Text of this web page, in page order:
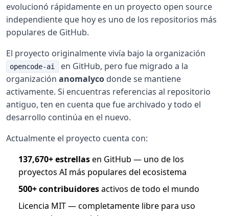
evolucionó rápidamente en un proyecto open source
independiente que hoy es uno de los repositorios más
populares de GitHub.
El proyecto originalmente vivía bajo la organización
opencode-ai
en GitHub, pero fue migrado a la
organización anomalyco donde se mantiene
activamente. Si encuentras referencias al repositorio
antiguo, ten en cuenta que fue archivado y todo el
desarrollo continúa en el nuevo.
Actualmente el proyecto cuenta con:
137,670+ estrellasen GitHub — uno de los
proyectos AI más populares del ecosistema
500+ contribuidoresactivos de todo el mundo
Licencia MIT — completamente libre para uso